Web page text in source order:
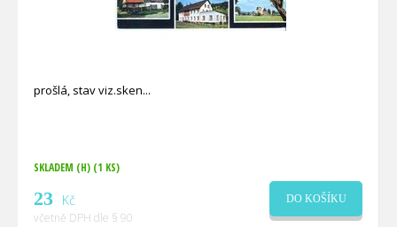
prošlá, stav viz.sken
SKLADEM (H) (1 KS)
23 Kč
včetně DPH dle § 90
DO KOŠÍKU